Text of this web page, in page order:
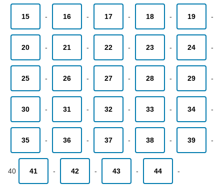
15 - 16 - 17 - 18 - 19 -
20 - 21 - 22 - 23 - 24 -
25 - 26 - 27 - 28 - 29 -
30 - 31 - 32 - 33 - 34 -
35 - 36 - 37 - 38 - 39 -
40 41 - 42 - 43 - 44 -